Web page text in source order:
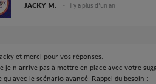
JACKY M. il y a plus d'un an
et merci pour vos réponses.
je n'arrive pas à mettre en place avec votre
qu'avec le scénario avancé. Rappel du besoin :